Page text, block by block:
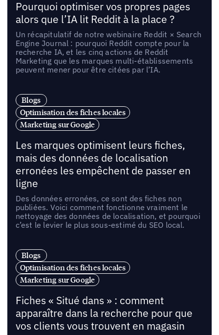
Pourquoi optimiser vos propres pages
alors que l’IA lit Reddit à la place ?
Un récapitulatif de notre webinaire Reddit × Search
Engine Journal : pourquoi Reddit compte pour la
recherche IA, et les cinq actions de Reddit
Marketing que les marques multi-établissements
peuvent mener pour être citées par l’IA.
Blogs
Optimisation des fiches locales
Marketing sur Google
Les marques optimisent leurs fiches,
mais des données de localisation
erronées les empêchent de passer en
ligne
Des données erronées, ce sont des fiches non
publiées. Voici comment fonctionne vraiment le
nettoyage des données de localisation, et pourquoi
c’est le levier le plus sous-estimé du SEO local.
Blogs
Optimisation des fiches locales
Marketing sur Google
Fiches « Situé dans » : comment
apparaître dans la recherche pour que
vos clients vous trouvent en magasin